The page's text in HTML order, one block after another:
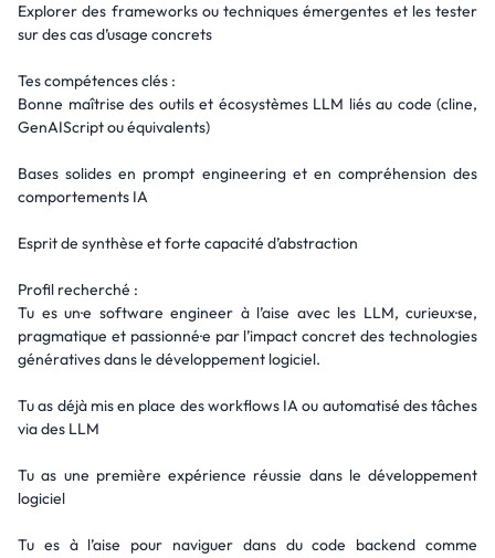
Explorer des frameworks ou techniques émergentes et les tester
sur des cas d’usage concrets
Tes compétences clés :
Bonne maîtrise des outils et écosystèmes LLM liés au code (cline,
GenAIScript ou équivalents)
Bases solides en prompt engineering et en compréhension des
comportements IA
Esprit de synthèse et forte capacité d’abstraction
Profil recherché :
Tu es un·e software engineer à l’aise avec les LLM, curieux·se,
pragmatique et passionné·e par l’impact concret des technologies
génératives dans le développement logiciel.
Tu as déjà mis en place des workflows IA ou automatisé des tâches
via des LLM
Tu as une première expérience réussie dans le développement
logiciel
Tu es à l’aise pour naviguer dans du code backend comme